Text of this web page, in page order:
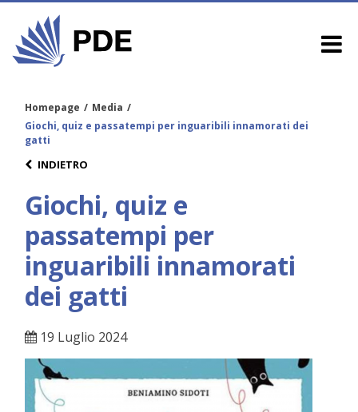
Homepage / Media /
Giochi, quiz e passatempi per inguaribili innamorati dei
gatti
INDIETRO
Giochi, quiz e
passatempi per
inguaribili innamorati
dei gatti
19 Luglio 2024